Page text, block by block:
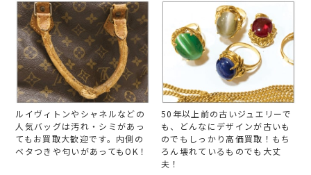
ルイヴィトンやシャネルなどの
人気バッグは汚れ・シミがあっ
てもお買取大歓迎です。内側の
ベタつきや匂いがあってもOK！
50年以上前の古いジュエリーで
も、どんなにデザインが古いも
のでもしっかり高価買取！もち
ろん壊れているものでも大丈
夫！